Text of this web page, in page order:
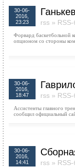
30-06-
2016,
23:23
rss » RSS-
Форвард баскетбольной
опционом со стороны
30-06-
2016,
18:47
rss » RSS-
Ассистенты главного
сообщил официальный
30-06-
2016,
14:41
rss » RSS-